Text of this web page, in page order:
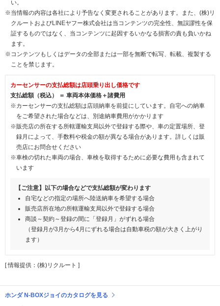
い。
※当情報の内容は各社により予告なく変更されることがあります。また、(株)リ
クルートおよびLINEヤフー株式会社は当コンテンツの完全性、無誤謬性を保
証するものではなく、当コンテンツに起因するいかなる損害の責も負いかね
ます。
※コンテンツもしくはデータの全部または一部を無断で転写、転載、複製する
ことを禁じます。
カーセンサーの支払総額は店頭乗り出し価格です
支払総額（税込） ＝ 車両本体価格＋諸費用
※カーセンサーの支払総額は店頭納車を前提にしています。自宅への納車
をご希望された場合などは、別途納車費用がかかります
※販売店の所在する所轄運輸支局以外で登録する際や、車の定置場所、登
録月によって、手数料や税金の額が異なる場合があります。詳しくは販
売店にお問合せください
※車検の切れた車両の場合、車検を取得するために必要な費用も含まれて
います
【ご注意】以下の場合などで支払総額が変わります
自宅などの指定の場所へ陸送納車を希望する場合
販売店所在地の所轄運輸支局以外で登録する場合
商談～契約～登録の間に「登録月」がずれる場合
（登録月が3月から4月にずれる場合は自動車税の額が大きく上がり
ます）
[ 情報提供：(株)リクルート ]
ホンダ N-BOXジョイのカタログを見る